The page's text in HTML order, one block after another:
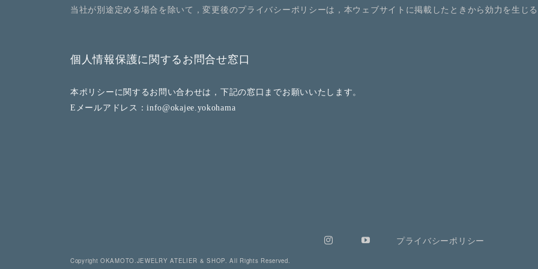
当社が別途定める場合を除いて，変更後のプライバシーポリシーは，本ウェブサイトに掲載したときから効力を生じる
個人情報保護に関するお問合せ窓口
本ポリシーに関するお問い合わせは，下記の窓口までお願いいたします。
Eメールアドレス：info@okajee.yokohama
プライバシーポリシー
Copyright OKAMOTO.JEWELRY ATELIER & SHOP. All Rights Reserved.